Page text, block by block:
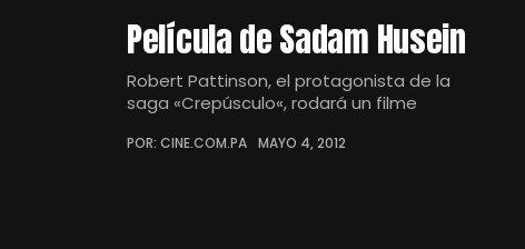
Película de Sadam Husein
Robert Pattinson, el protagonista de la
saga «Crepúsculo«, rodará un filme
POR: CINE.COM.PA MAYO 4, 2012